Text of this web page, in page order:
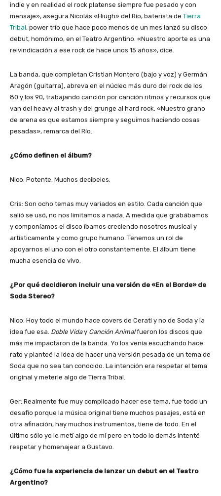
indie y en realidad el rock platense siempre fue pesado y con
mensaje», asegura Nicolás «Hiugh» del Río, baterista de Tierra
Tribal, power trío que hace poco menos de un mes lanzó su disco
debut, homónimo, en el Teatro Argentino. «Nuestro aporte es una
reivindicación a ese rock de hace unos 15 años», dice.
La banda, que completan Cristian Montero (bajo y voz) y Germán
Aragón (guitarra), abreva en el núcleo más duro del rock de los
80 y los 90, trabajando canción por canción ritmos y recursos que
van del heavy al trash y del grunge al hard rock. «Nuestro grano
de arena es que estamos siempre y seguimos haciendo cosas
pesadas», remarca del Río.
¿Cómo definen el álbum?
Nico: Potente. Muchos decibeles.
Cris: Son ocho temas muy variados en estilo. Cada canción que
salió se usó, no nos limitamos a nada. A medida que grabábamos
y componíamos el disco íbamos creciendo nosotros musical y
artísticamente y como grupo humano. Tenemos un rol de
apoyarnos el uno con el otro constantemente. El álbum tiene
mucha esencia de vivo.
¿Por qué decidieron incluir una versión de «En el Borde» de
Soda Stereo?
Nico: Hoy todo el mundo hace covers de Cerati y no de Soda y la
idea fue esa. Doble Viday Canción Animalfueron los discos que
más me impactaron de la banda. Yo los venía escuchando hace
rato y planteé la idea de hacer una versión pesada de un tema de
Soda que no sea tan conocido. La intención era respetar el tema
original y meterle algo de Tierra Tribal.
Ger: Realmente fue muy complicado hacer ese tema, fue todo un
desafío porque la música original tiene muchos pasajes, está en
otra afinación, hay muchos instrumentos, tiene de todo. En el
último sólo yo le metí algo de mí pero en todo lo demás intenté
respetar y homenajear a Gustavo.
¿Cómo fue la experiencia de lanzar un debut en el Teatro
Argentino?